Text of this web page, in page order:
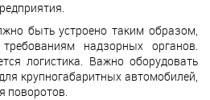
быть устроено таким образом,
надзорных органов.
логистика. Важно оборудовать
крупногабаритных автомобилей,
поворотов.